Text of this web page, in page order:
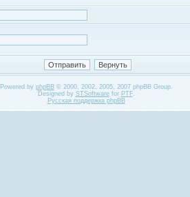
Powered by phpBB© 2000, 2002, 2005, 2007 phpBB Group.
Designed by STSoftwarefor PTF.
Русская поддержка phpBB